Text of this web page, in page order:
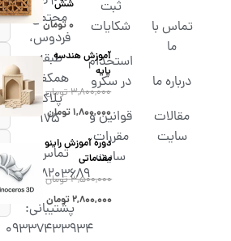
تماس با
ما
درباره ما
مقالات
سایت
ثبت
شکایات
استخدام
در سکرو
قوانین و
مقررات
سایت
مجتمع
فردوس،
طبقه
همکف،
پلاک
۱۷۵
تماس :
02538203689
پشتیبانی:
09337433934
شش
۰تومان
آموزش هندسه
پایه
۳,۸۰۰,۰۰۰تومان
۱,۸۰۰,۰۰۰تومان
دوره آموزش راینو
مقدماتی
۳,۵۰۰,۰۰۰تومان
۲,۸۰۰,۰۰۰تومان